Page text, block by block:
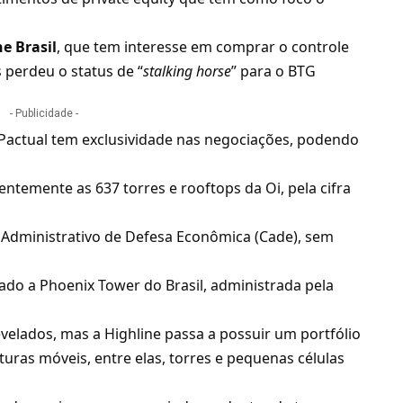
Brasil, que tem interesse em comprar o controle
perdeu o status de “stalking horse” para o BTG
- Publicidade -
tem exclusividade nas negociações, podendo
as 637 torres e rooftops da Oi, pela cifra
de Defesa Econômica (Cade), sem
a Phoenix Tower do Brasil, administrada pela
mas a Highline passa a possuir um portfólio
móveis, entre elas, torres e pequenas células